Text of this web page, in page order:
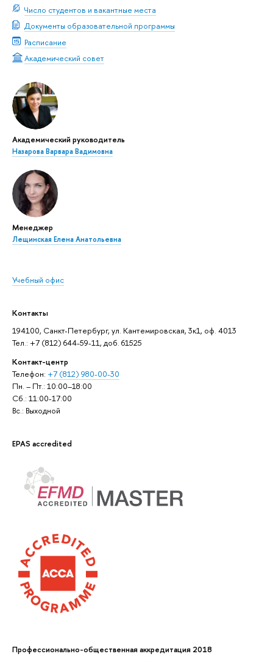
Число студентов и вакантные места
Документы образовательной программы
Расписание
Академический совет
Академический руководитель
Назарова Варвара Вадимовна
Менеджер
Лещинская Елена Анатольевна
Учебный офис
Контакты
194100, Санкт-Петербург, ул. Кантемировская, 3к1, оф. 4013
Тел.: +7 (812) 644-59-11, доб. 61525
Контакт-центр
Телефон: +7 (812) 980-00-30
Пн. – Пт.: 10:00–18:00
Сб.: 11:00-17:00
Вс.: Выходной
EPAS accredited
Профессионально-общественная аккредитация 2018